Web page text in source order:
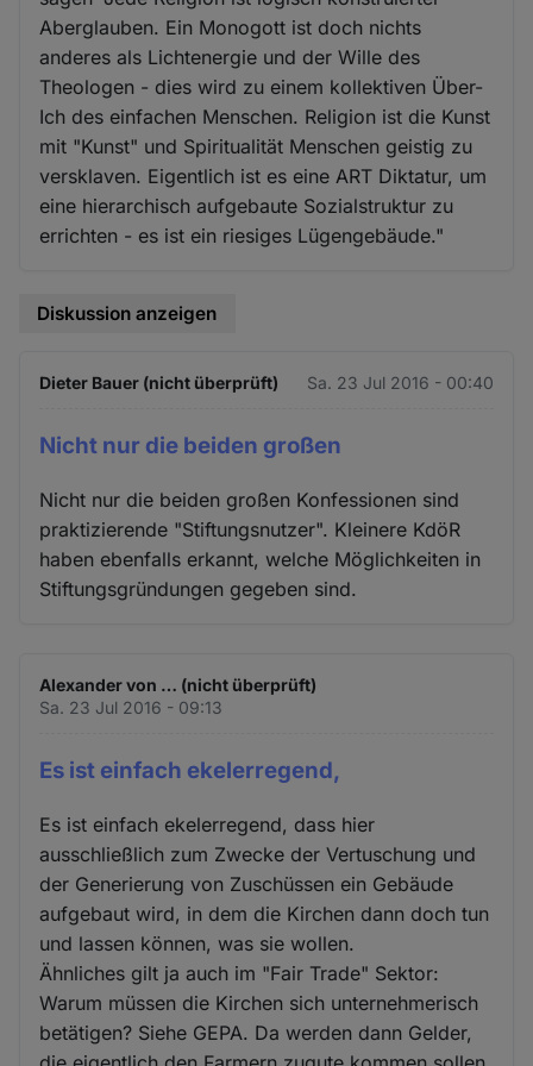
Aberglauben. Ein Monogott ist doch nichts
anderes als Lichtenergie und der Wille des
Theologen - dies wird zu einem kollektiven Über-
Ich des einfachen Menschen. Religion ist die Kunst
mit "Kunst" und Spiritualität Menschen geistig zu
versklaven. Eigentlich ist es eine ART Diktatur, um
eine hierarchisch aufgebaute Sozialstruktur zu
errichten - es ist ein riesiges Lügengebäude."
Diskussion anzeigen
Dieter Bauer (nicht überprüft) Sa. 23 Jul 2016 - 00:40
Nicht nur die beiden großen
Nicht nur die beiden großen Konfessionen sind
praktizierende "Stiftungsnutzer". Kleinere KdöR
haben ebenfalls erkannt, welche Möglichkeiten in
Stiftungsgründungen gegeben sind.
Alexander von … (nicht überprüft)
Sa. 23 Jul 2016 - 09:13
Es ist einfach ekelerregend,
Es ist einfach ekelerregend, dass hier
ausschließlich zum Zwecke der Vertuschung und
der Generierung von Zuschüssen ein Gebäude
aufgebaut wird, in dem die Kirchen dann doch tun
und lassen können, was sie wollen.
Ähnliches gilt ja auch im "Fair Trade" Sektor:
Warum müssen die Kirchen sich unternehmerisch
betätigen? Siehe GEPA. Da werden dann Gelder,